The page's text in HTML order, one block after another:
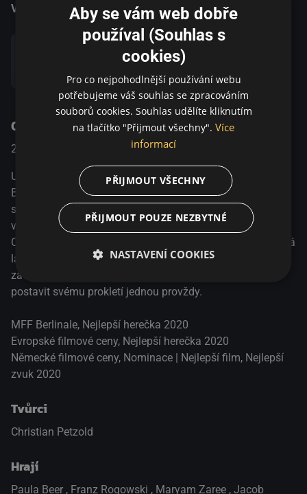
Christopha a zamiluje se do něj. Je to nová, šťastná a čistá
láska, naplněná zvídavostí a důvěrou. Když ale Christoph
začne cítit, že Undine před něčím utíká, přiměje ji to
postavit svému prokletí jednou provždy. MFF Berlinale,
Nejlepší herečka 2020 Evropské filmové ceny, Nejlepší
herečka 2020 Německé filmové ceny, Nominace | Nejlepší
film, Nejlepší zvuk 2020
Více informací
O pořadu
2020 Drama / Romantický
Undine je historička, která přednáší o městské výstavbě
Berlína. Když ji však opustí muž, kterého miluje, dostihne ji
starý mýtus. Musí zabít muže, který ji zradil, a vrátit se do
vody. Nečekaně potkává profesionálního potápěče
Christopha a zamiluje se do něj. Je to nová, šťastná a čistá
láska, naplněná zvídavostí a důvěrou. Když ale Christoph
začne cítit, že Undine před něčím utíká, přiměje ji to
postavit svému prokletí jednou provždy.
MFF Berlinale, Nejlepší herečka 2020
Evropské filmové ceny, Nejlepší herečka 2020
Německé filmové ceny, Nominace | Nejlepší film, Nejlepší
zvuk 2020
Tvůrci
Christian Petzold
Hrají
Paula Beer , Franz Rogowski , Maryam Zaree , Jacob
Aby se vám web dobře
používal (Souhlas s
cookies)
Pro co nejpohodlnější používání webu
potřebujeme váš souhlas se zpracováním
souborů cookies. Souhlas udělíte kliknutím
na tlačítko "Přijmout všechny". Více
informací
PŘIJMOUT VŠECHNY
PŘIJMOUT POUZE NEZBYTNÉ
NASTAVENÍ COOKIES